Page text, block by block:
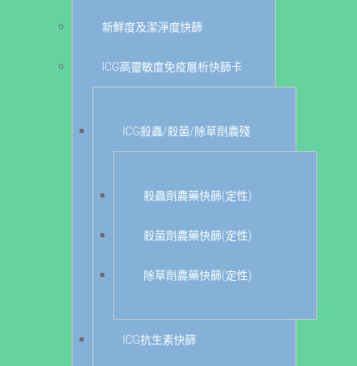
新鮮度及潔淨度快篩
ICG高靈敏度免疫層析快篩卡
ICG殺蟲/殺菌/除草劑農殘
殺蟲劑農藥快篩(定性)
殺菌劑農藥快篩(定性)
除草劑農藥快篩(定性)
ICG抗生素快篩